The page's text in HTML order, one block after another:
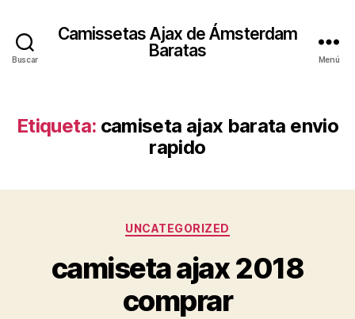
Buscar
Camissetas Ajax de Ámsterdam
Baratas
Menú
Etiqueta: camiseta ajax barata envio
rapido
Categorías
UNCATEGORIZED
camiseta ajax 2018
comprar